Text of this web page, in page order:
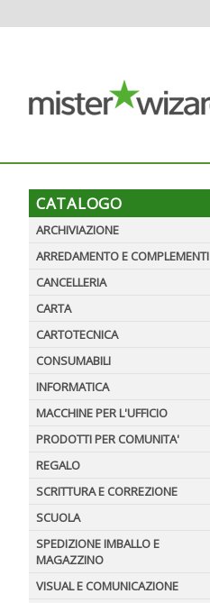
CATALOGO
ARCHIVIAZIONE
ARREDAMENTO E COMPLEMENTI
CANCELLERIA
CARTA
CARTOTECNICA
CONSUMABILI
INFORMATICA
MACCHINE PER L'UFFICIO
PRODOTTI PER COMUNITA'
REGALO
SCRITTURA E CORREZIONE
SCUOLA
SPEDIZIONE IMBALLO E
MAGAZZINO
VISUAL E COMUNICAZIONE